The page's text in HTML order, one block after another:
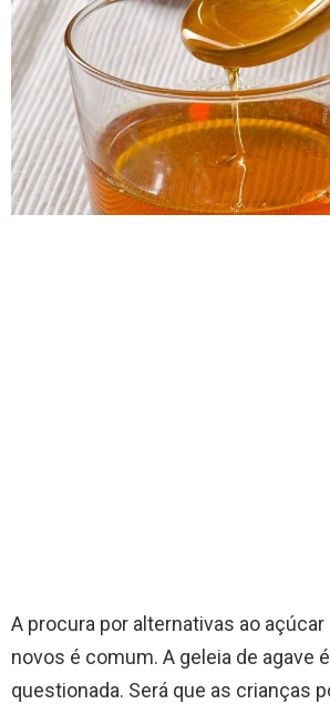
A procura por alternativas ao açúcar
novos é comum. A geleia de agave
questionada. Será que as crianças